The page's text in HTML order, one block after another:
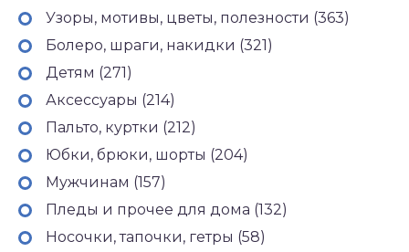
Узоры, мотивы, цветы, полезности (363)
Болеро, шраги, накидки (321)
Детям (271)
Аксессуары (214)
Пальто, куртки (212)
Юбки, брюки, шорты (204)
Мужчинам (157)
Пледы и прочее для дома (132)
Носочки, тапочки, гетры (58)